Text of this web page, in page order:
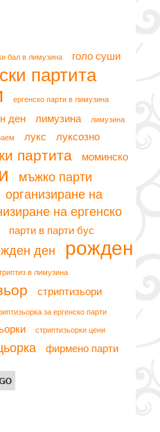
бал в лимузина голо суши
партита
ергенско парти в лимузина
ден лимузина
лимузина
лукс
луксозно
партита моминско
мъжко парти
организиране на
на ергенско
парти в парти бус
ден рожден
в лимузина
стриптизьори
за ергенско парти
стриптизьорки цени
фирмено парти